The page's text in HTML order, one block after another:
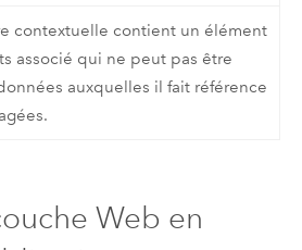
contextuelle contient un élément
associé qui ne peut pas être
auxquelles il fait référence
Web en